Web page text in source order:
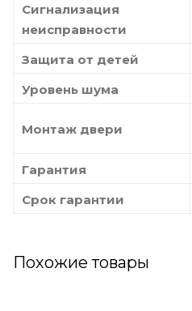
Сигнализация
неисправности
Защита от детей
Уровень шума
Монтаж двери
Гарантия
Срок гарантии
Похожие товары